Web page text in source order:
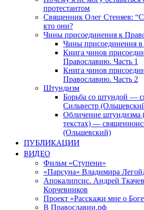
протестантом
Священник Олег Стеняев:
кто они?
Чины присоединения к
Чины присоединения в
Книга чинов
Православию. Часть 1
Книга чинов
Православию. Часть 2
Штундизм
Борьба со штундой —
Сильвестр
Обличение штундизма
текстах) —
(Ольшевский)
ПУБЛИКАЦИИ
ВИДЕО
Фильм «Ступени»
«Парсуна» Владимира
Апокалипсис. Андрей
Корчевников
Проект «Расскажи мне о
В Православии.рф